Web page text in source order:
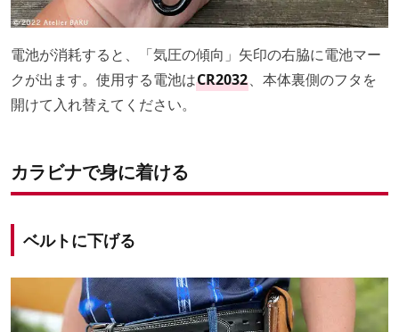
電池が消耗すると、「気圧の傾向」矢印の右脇に電池マー
クが出ます。使用する電池はCR2032、本体裏側のフタを
開けて入れ替えてください。
カラビナで身に着ける
ベルトに下げる